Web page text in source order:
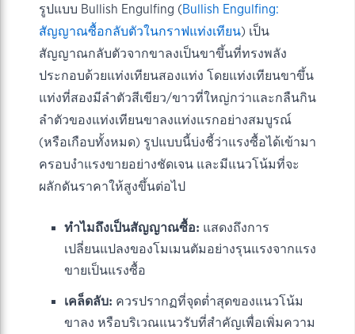
รูปแบบ Bullish Engulfing (Bullish Engulfing:
สัญญาณซื้อกลับตัวในกราฟแท่งเทียน) เป็น
สัญญาณกลับตัวจากขาลงเป็นขาขึ้นที่ทรงพลัง
ประกอบด้วยแท่งเทียนสองแท่ง โดยแท่งเทียนขาขึ้น
แท่งที่สองมีลำตัวสีเขียว/ขาวที่ใหญ่กว่าและกลืนกิน
ลำตัวของแท่งเทียนขาลงแท่งแรกอย่างสมบูรณ์
(หรือเกือบทั้งหมด) รูปแบบนี้บ่งชี้ว่าแรงซื้อได้เข้ามา
ครอบงำแรงขายอย่างชัดเจน และมีแนวโน้มที่จะ
ผลักดันราคาให้สูงขึ้นต่อไป
ทำไมถึงเป็นสัญญาณซื้อ: แสดงถึงการ
เปลี่ยนแปลงของโมเมนตัมอย่างรุนแรงจากแรง
ขายเป็นแรงซื้อ
เคล็ดลับ: ควรปรากฏที่จุดต่ำสุดของแนวโน้ม
ขาลง หรือบริเวณแนวรับที่สำคัญเพื่อเพิ่มความ